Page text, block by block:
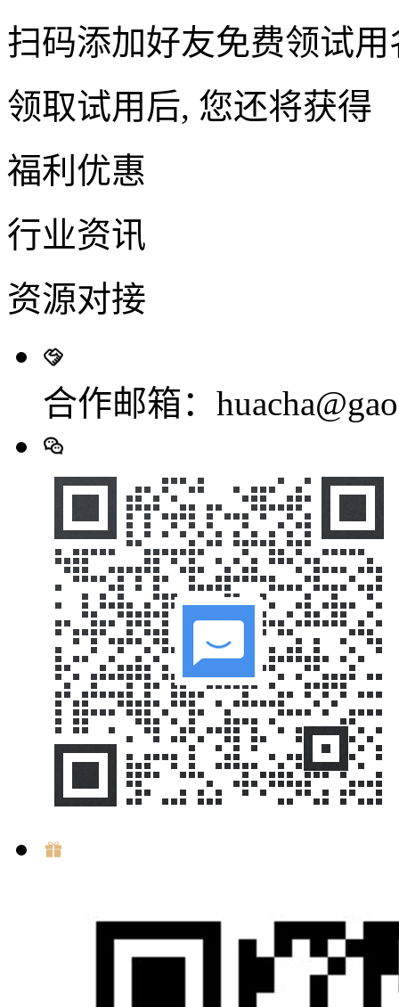
扫码添加好友免费领试用
领取试用后, 您还将获得
福利优惠
行业资讯
资源对接
合作邮箱：